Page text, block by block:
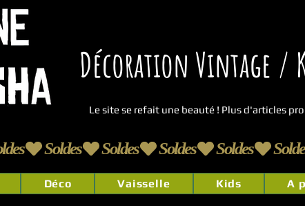
Décoration Vintage /
Le site se refait une beauté ! Plus d'articles
Déco Vaisselle Kids A